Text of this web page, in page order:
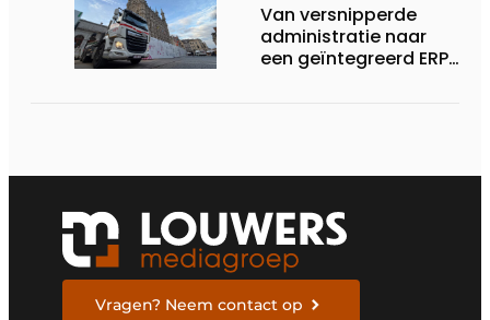
Van versnipperde
administratie naar
een geïntegreerd ERP-
Vragen? Neem contact op